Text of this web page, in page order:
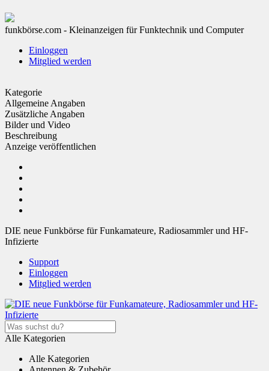
funkbörse.com - Kleinanzeigen für Funktechnik und Computer
Einloggen
Mitglied werden
Kategorie
Allgemeine Angaben
Zusätzliche Angaben
Bilder und Video
Beschreibung
Anzeige veröffentlichen
DIE neue Funkbörse für Funkamateure, Radiosammler und HF-
Infizierte
Support
Einloggen
Mitglied werden
Alle Kategorien
Alle Kategorien